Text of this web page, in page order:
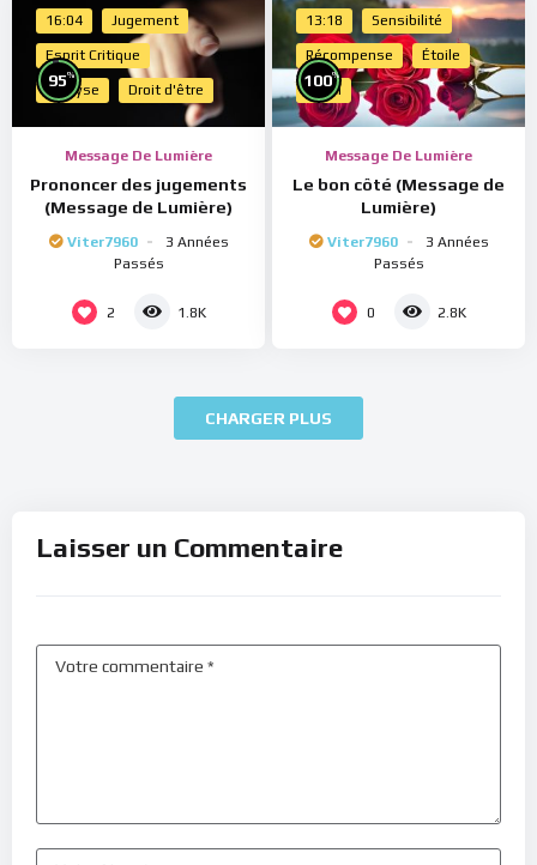
16:04 Jugement
Esprit Critique
Analyse Droit d'être
95%
Message De Lumière
Prononcer des jugements
(Message de Lumière)
Viter7960
3 Années
Passés
2 1.8K
13:18 Sensibilité
Récompense Étoile
Merci
100%
Message De Lumière
Le bon côté (Message de
Lumière)
Viter7960
3 Années
Passés
0 2.8K
CHARGER PLUS
Laisser un Commentaire